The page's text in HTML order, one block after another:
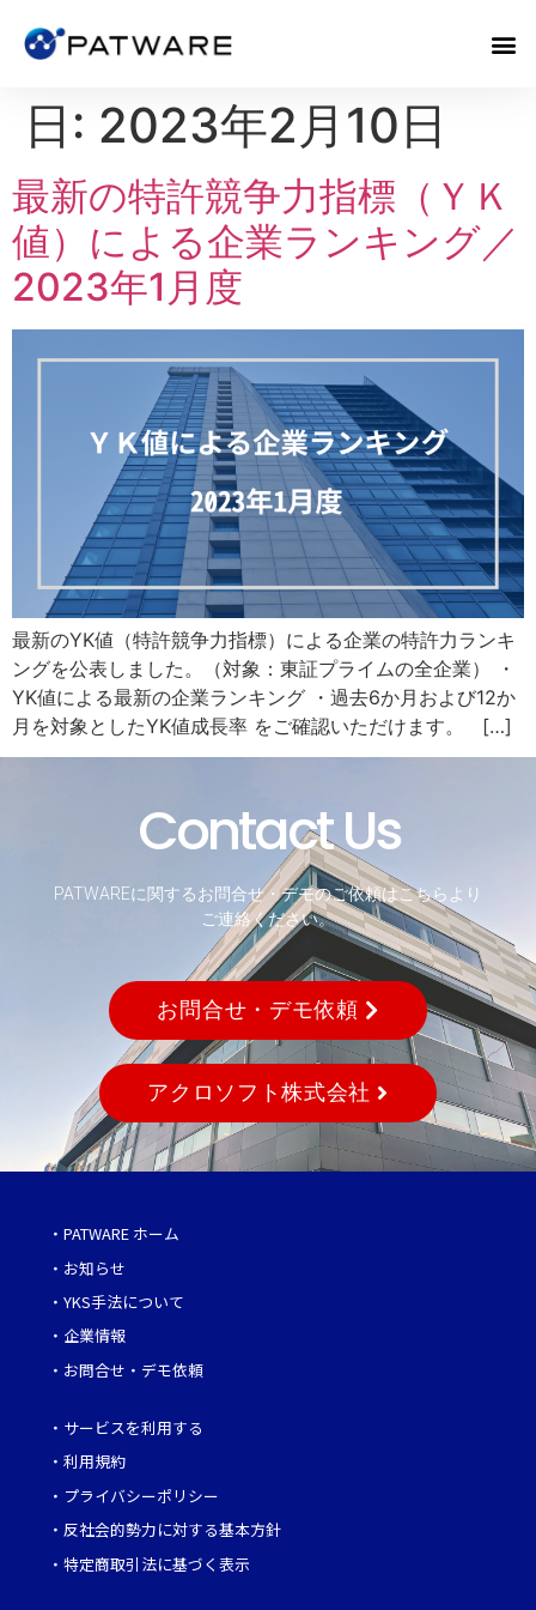
日: 2023年2月10日
最新の特許競争力指標（ＹＫ
値）による企業ランキング／
2023年1月度
最新のYK値（特許競争力指標）による企業の特許力ランキ
ングを公表しました。（対象：東証プライムの全企業） ・
YK値による最新の企業ランキング ・過去6か月および12か
月を対象としたYK値成長率 をご確認いただけます。 […]
Contact Us
PATWAREに関するお問合せ・デモのご依頼はこちらより
ご連絡ください。
お問合せ・デモ依頼
アクロソフト株式会社
・ PATWARE ホーム
・ お知らせ
・ YKS手法について
・ 企業情報
・ お問合せ・デモ依頼
・ サービスを利用する
・ 利用規約
・ プライバシーポリシー
・ 反社会的勢力に対する基本方針
・ 特定商取引法に基づく表示